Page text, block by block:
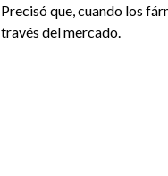
Precisó que, cuando los
través del mercado.